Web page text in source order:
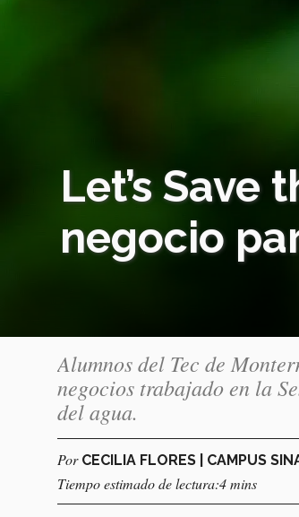
Let’s Save
negocio
Alumnos del Tec de
negocios trabajado en la
del agua.
Por CECILIA FLORES | CAMPUS
Tiempo estimado de lectura:4 mins